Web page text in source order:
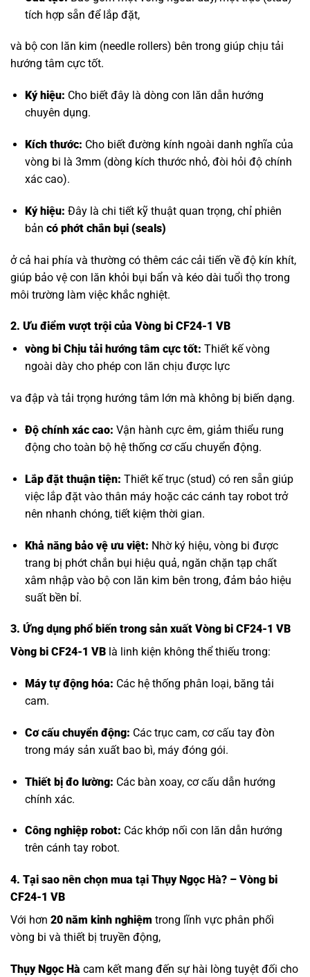
tích hợp sẵn để lắp đặt,
và bộ con lăn kim (needle rollers) bên trong giúp chịu tải
hướng tâm cực tốt.
Ký hiệu: Cho biết đây là dòng con lăn dẫn hướng
chuyên dụng.
Kích thước: Cho biết đường kính ngoài danh nghĩa của
vòng bi là 3mm (dòng kích thước nhỏ, đòi hỏi độ chính
xác cao).
Ký hiệu: Đây là chi tiết kỹ thuật quan trọng, chỉ phiên
bản có phớt chắn bụi (seals)
ở cả hai phía và thường có thêm các cải tiến về độ kín khít,
giúp bảo vệ con lăn khỏi bụi bẩn và kéo dài tuổi thọ trong
môi trường làm việc khắc nghiệt.
2. Ưu điểm vượt trội của Vòng bi CF24-1 VB
vòng bi Chịu tải hướng tâm cực tốt: Thiết kế vòng
ngoài dày cho phép con lăn chịu được lực
va đập và tải trọng hướng tâm lớn mà không bị biến dạng.
Độ chính xác cao: Vận hành cực êm, giảm thiểu rung
động cho toàn bộ hệ thống cơ cấu chuyển động.
Lắp đặt thuận tiện: Thiết kế trục (stud) có ren sẵn giúp
việc lắp đặt vào thân máy hoặc các cánh tay robot trở
nên nhanh chóng, tiết kiệm thời gian.
Khả năng bảo vệ ưu việt: Nhờ ký hiệu, vòng bi được
trang bị phớt chắn bụi hiệu quả, ngăn chặn tạp chất
xâm nhập vào bộ con lăn kim bên trong, đảm bảo hiệu
suất bền bỉ.
3. Ứng dụng phổ biến trong sản xuất Vòng bi CF24-1 VB
Vòng bi CF24-1 VB là linh kiện không thể thiếu trong:
Máy tự động hóa: Các hệ thống phân loại, băng tải
cam.
Cơ cấu chuyển động: Các trục cam, cơ cấu tay đòn
trong máy sản xuất bao bì, máy đóng gói.
Thiết bị đo lường: Các bàn xoay, cơ cấu dẫn hướng
chính xác.
Công nghiệp robot: Các khớp nối con lăn dẫn hướng
trên cánh tay robot.
4. Tại sao nên chọn mua tại Thụy Ngọc Hà? – Vòng bi
CF24-1 VB
Với hơn 20 năm kinh nghiệm trong lĩnh vực phân phối
vòng bi và thiết bị truyền động,
Thụy Ngọc Hà cam kết mang đến sự hài lòng tuyệt đối cho